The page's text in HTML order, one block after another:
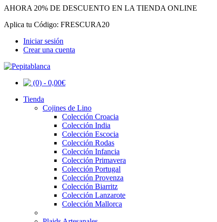
AHORA 20% DE DESCUENTO EN LA TIENDA ONLINE
Aplica tu Código: FRESCURA20
Iniciar sesión
Crear una cuenta
(0) - 0,00€
Tienda
Cojines de Lino
Colección Croacia
Colección India
Colección Escocia
Colección Rodas
Colección Infancia
Colección Primavera
Colección Portugal
Colección Provenza
Colección Biarritz
Colección Lanzarote
Colección Mallorca